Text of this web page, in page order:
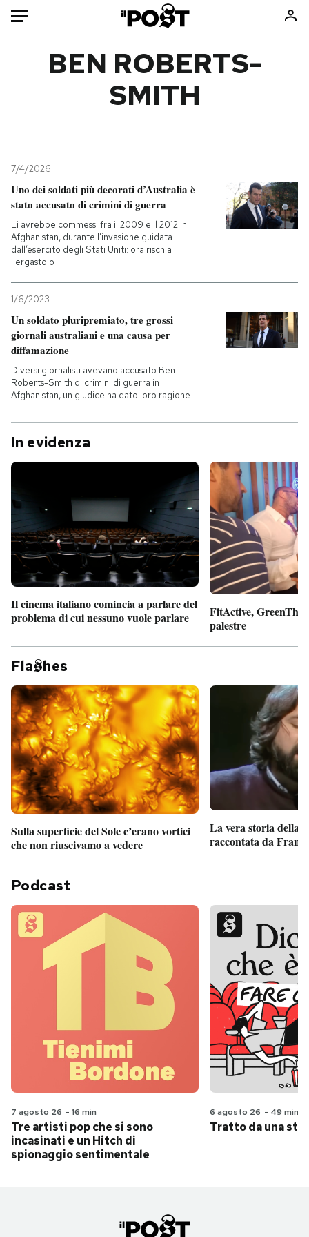
Mondo
Tecnologia
Internet
Cultura
Economia
Libri
Ok Boomer!
PODCAST
NEWSLETTER
CALENDARIO
AREA PERSONALE
BEN ROBERTS-
SMITH
7/4/2026
Uno dei soldati più decorati d’Australia è
stato accusato di crimini di guerra
Li avrebbe commessi fra il 2009 e il 2012 in
Afghanistan, durante l’invasione guidata
dall’esercito degli Stati Uniti: ora rischia
l'ergastolo
1/6/2023
Un soldato pluripremiato, tre grossi
giornali australiani e una causa per
diffamazione
Diversi giornalisti avevano accusato Ben
Roberts-Smith di crimini di guerra in
Afghanistan, un giudice ha dato loro ragione
In evidenza
Il cinema italiano comincia a parlare del
problema di cui nessuno vuole parlare
FitActive,
palestre
Fla hes
Sulla superficie del Sole c’erano vortici
che non riuscivamo a vedere
La vera storia della
raccontata da
Podcast
7 agosto 26 - 16 min
Tre artisti pop che si sono
incasinati e un Hitch di
spionaggio sentimentale
6 agosto 26 - 49 min
Tratto da una